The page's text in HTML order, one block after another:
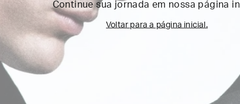
Continue sua jornada em nossa página
Voltar para a página inicial.